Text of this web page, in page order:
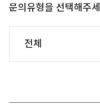
문의유형을 선택해주
전체